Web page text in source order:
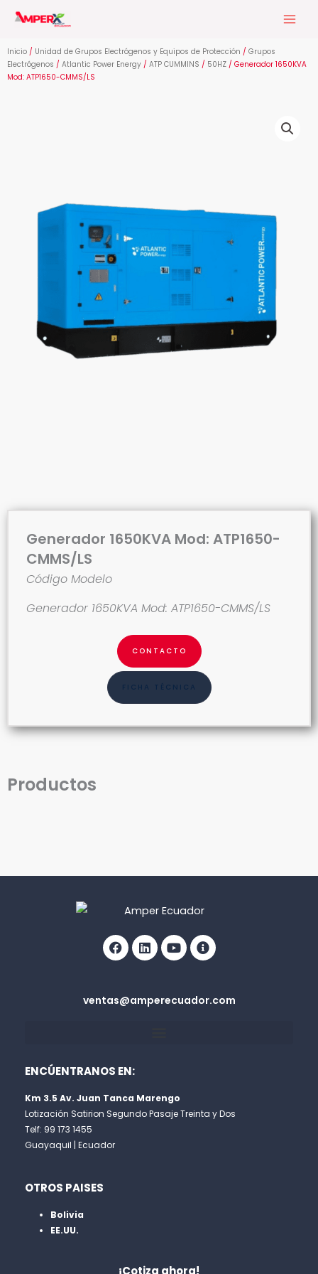
contenido
Inicio / Unidad de Grupos Electrógenos y Equipos de Protección / Grupos
Electrógenos / Atlantic Power Energy / ATP CUMMINS / 50HZ / Generador 1650KVA
Mod: ATP1650-CMMS/LS
Generador 1650KVA Mod: ATP1650-
CMMS/LS
Código Modelo
Generador 1650KVA Mod: ATP1650-CMMS/LS
CONTACTO
FICHA TÉCNICA
Productos
circle
ventas@amperecuador.com
ENCÚENTRANOS EN:
Km 3.5 Av. Juan Tanca Marengo
Lotización Satirion Segundo Pasaje Treinta y Dos
Telf: 99 173 1455
Guayaquil | Ecuador
OTROS PAISES
Bolivia
EE.UU.
¡Cotiza ahora!